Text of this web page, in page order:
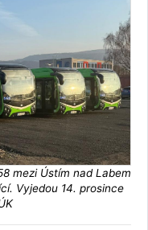
mezi Ústím nad Labem
Vyjedou 14. prosince